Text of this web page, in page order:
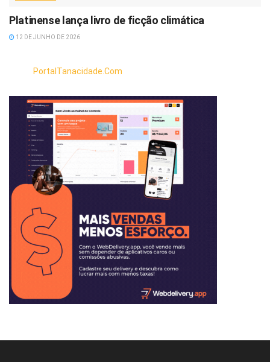
Platinense lança livro de ficção climática
12 DE JUNHO DE 2026
PortalTanacidade.Com